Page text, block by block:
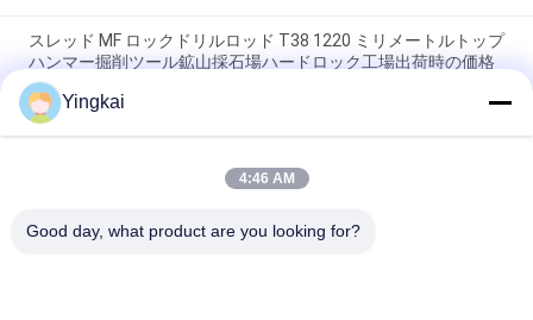
スレッド MF ロックドリルロッド T38 1220 ミリメートルトップ
ハンマー掘削ツール鉱山採石場ハードロック工場出荷時の価格
445mm COP 131 T38 漂流型シェンクアダプタ 高強度合金鋼 水
力石穴用
高品質 R32-R32 カップリングスリーブトップハンマー削岩管ね
Yingkai
4:46 AM
Good day, what product are you looking for?